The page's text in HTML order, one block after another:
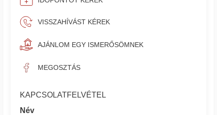
VISSZAHÍVÁST KÉREK
AJÁNLOM EGY ISMERŐSÖMNEK
MEGOSZTÁS
KAPCSOLATFELVÉTEL
Név